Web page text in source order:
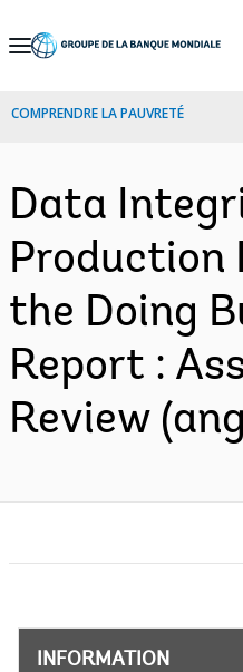
Skip
Navigation
COMPRENDRE LA PAUVRETÉ
Data
Production
the Doing
Report :
Review
INFORMATION